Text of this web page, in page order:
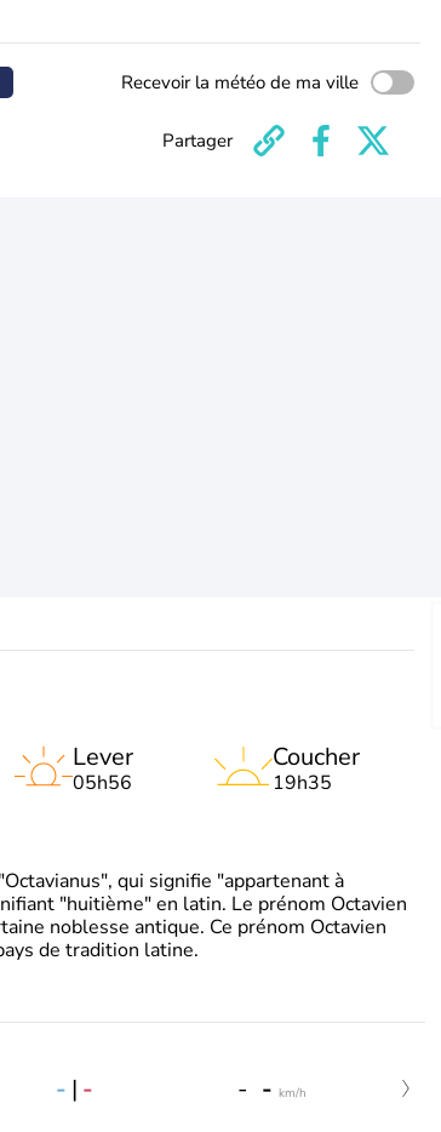
Recevoir la météo de ma ville
Partager
Lever
05h56
Coucher
19h35
qui signifie "appartenant à
"huitième" en latin. Le prénom Octavien
noblesse antique. Ce prénom Octavien
de tradition latine.
- | - - - km/h